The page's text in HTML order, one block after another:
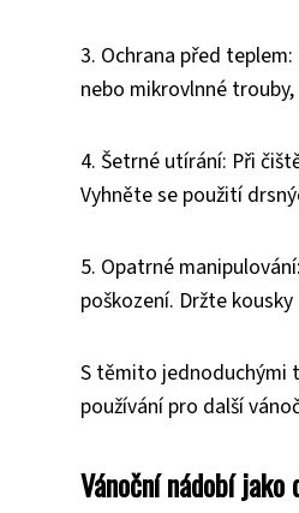
3. Ochrana před
nebo mikrovlnné
4. Šetrné utírání: Při
Vyhněte se použití
5. Opatrné
poškození. Držte
S těmito jednoduchými
používání pro další
Vánoční nádobí